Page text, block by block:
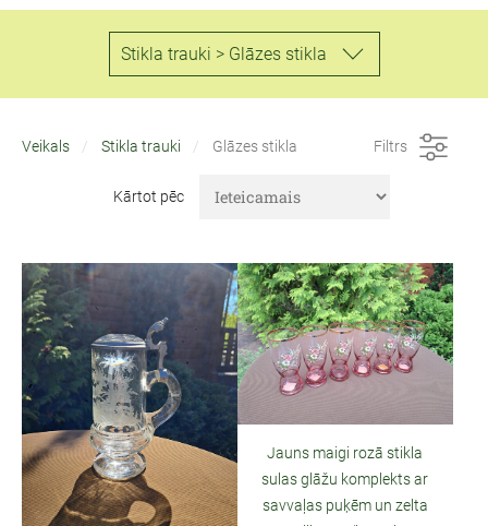
Stikla trauki > Glāzes stikla
Veikals Stikla trauki Glāzes stikla Filtrs
Kārtot pēc
Jauns maigi rozā stikla
sulas glāžu komplekts ar
savvaļas puķēm un zelta